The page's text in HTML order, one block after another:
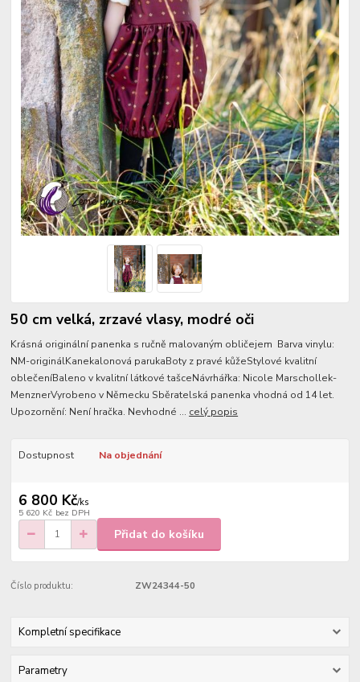
50 cm velká, zrzavé vlasy, modré oči
Krásná originální panenka s ručně malovaným obličejem Barva vinylu:
NM-originálKanekalonová parukaBoty z pravé kůžeStylové kvalitní
oblečeníBaleno v kvalitní látkové tašceNávrhářka: Nicole Marschollek-
MenznerVyrobeno v Německu Sběratelská panenka vhodná od 14 let.
Upozornění: Není hračka. Nevhodné ... celý popis
Dostupnost Na objednání
6 800 Kč/ks
5 620 Kč bez DPH
Přidat do košíku
Číslo produktu: ZW24344-50
Kompletní specifikace
Parametry